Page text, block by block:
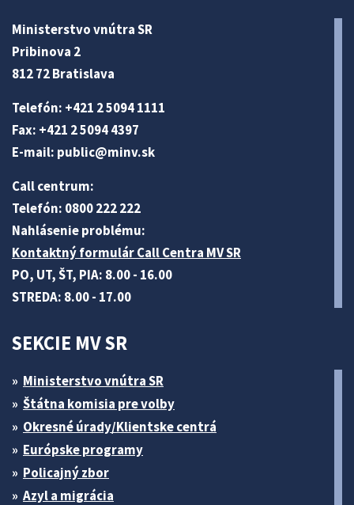
Ministerstvo vnútra SR
Pribinova 2
812 72 Bratislava
Telefón: +421 2 5094 1111
Fax: +421 2 5094 4397
E-mail: public@minv.sk
Call centrum:
Telefón: 0800 222 222
Nahlásenie problému:
Kontaktný formulár Call Centra MV SR
PO, UT, ŠT, PIA: 8.00 - 16.00
STREDA: 8.00 - 17.00
SEKCIE MV SR
Ministerstvo vnútra SR
Štátna komisia pre volby
Okresné úrady/Klientske centrá
Európske programy
Policajný zbor
Azyl a migrácia